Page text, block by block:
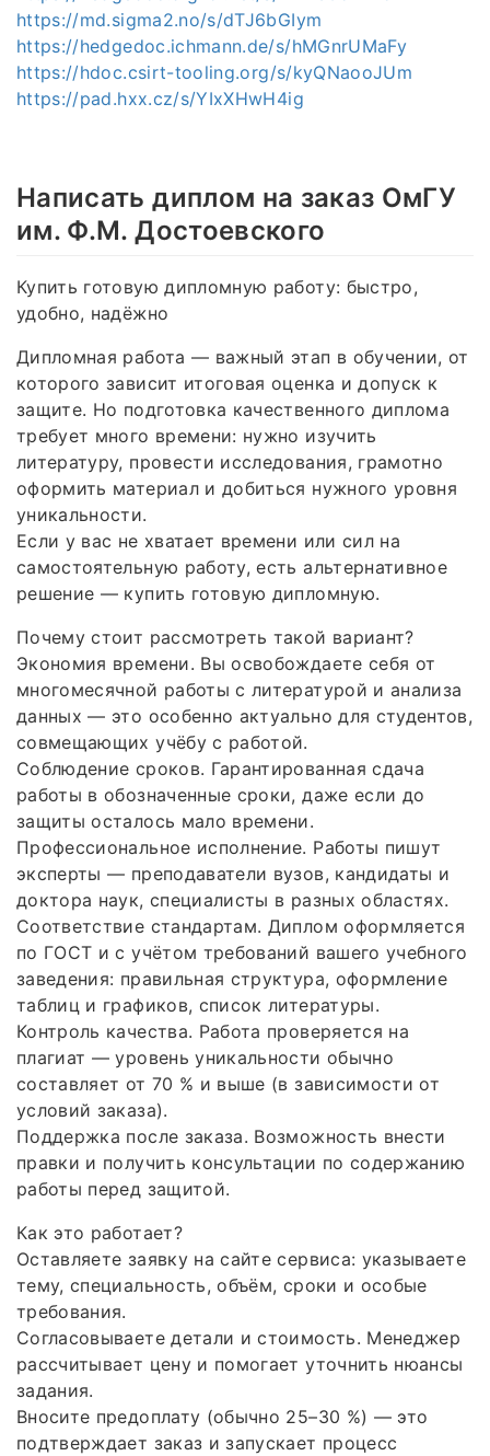
https://md.sigma2.no/s/dTJ6bGIym
https://hedgedoc.ichmann.de/s/hMGnrUMaFy
https://hdoc.csirt-tooling.org/s/kyQNaooJUm
https://pad.hxx.cz/s/YIxXHwH4ig
Написать диплом на заказ ОмГУ
им. Ф.М. Достоевского
Купить готовую дипломную работу: быстро,
удобно, надёжно
Дипломная работа — важный этап в обучении, от
которого зависит итоговая оценка и допуск к
защите. Но подготовка качественного диплома
требует много времени: нужно изучить
литературу, провести исследования, грамотно
оформить материал и добиться нужного уровня
уникальности.
Если у вас не хватает времени или сил на
самостоятельную работу, есть альтернативное
решение — купить готовую дипломную.
Почему стоит рассмотреть такой вариант?
Экономия времени. Вы освобождаете себя от
многомесячной работы с литературой и анализа
данных — это особенно актуально для студентов,
совмещающих учёбу с работой.
Соблюдение сроков. Гарантированная сдача
работы в обозначенные сроки, даже если до
защиты осталось мало времени.
Профессиональное исполнение. Работы пишут
эксперты — преподаватели вузов, кандидаты и
доктора наук, специалисты в разных областях.
Соответствие стандартам. Диплом оформляется
по ГОСТ и с учётом требований вашего учебного
заведения: правильная структура, оформление
таблиц и графиков, список литературы.
Контроль качества. Работа проверяется на
плагиат — уровень уникальности обычно
составляет от 70 % и выше (в зависимости от
условий заказа).
Поддержка после заказа. Возможность внести
правки и получить консультации по содержанию
работы перед защитой.
Как это работает?
Оставляете заявку на сайте сервиса: указываете
тему, специальность, объём, сроки и особые
требования.
Согласовываете детали и стоимость. Менеджер
рассчитывает цену и помогает уточнить нюансы
задания.
Вносите предоплату (обычно 25–30 %) — это
подтверждает заказ и запускает процесс